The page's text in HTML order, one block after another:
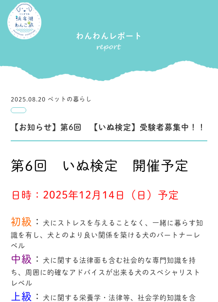
わんわんレポート
2025.08.20 ペットの暮らし
【お知らせ】第6回 【いぬ検定】受験者募集中！！
第6回 いぬ検定 開催予定
日時：2025年12月14日（日）予定
初級 ：
犬にストレスを与えることなく、一緒に暮らす知
識を有し、犬とのより良い関係を築ける犬のパートナーレ
ベル
中級 ：
犬に関する法律面も含む社会的な専門知識を持
ち、周囲に的確なアドバイスが出来る犬のスペシャリスト
レベル
上級 ：
犬に関する栄養学・法律等、社会学的知識を含